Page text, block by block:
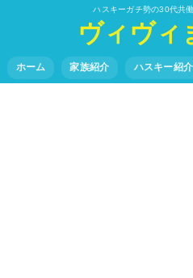
ハスキーガチ勢の30代共
ヴィヴィ
ホーム 家族紹介 ハスキー紹介